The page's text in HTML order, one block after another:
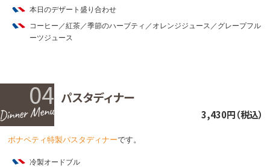
本日のデザート盛り合わせ
コーヒー／紅茶／季節のハーブティ／オレンジジュース／グレープフル
ーツジュース
04 パスタディナー
3,430円（税込）
ボナペティ特製パスタディナーです。
冷製オードブル